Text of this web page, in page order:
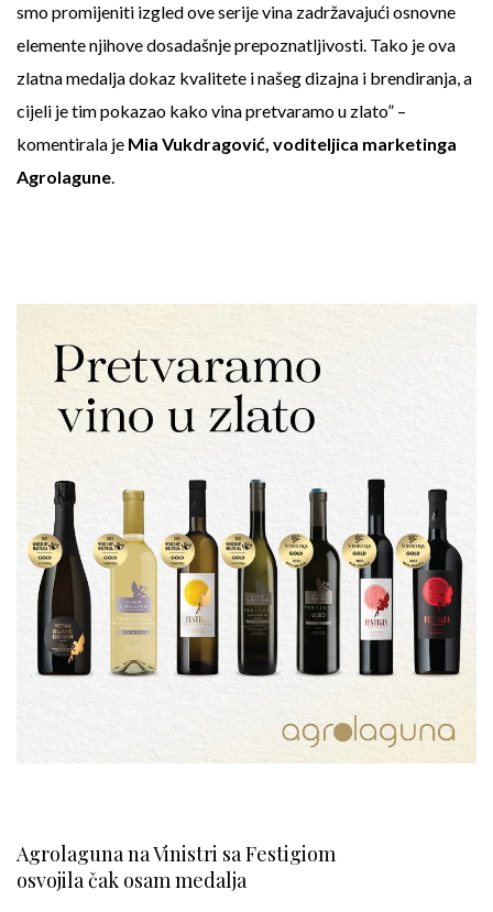
smo promijeniti izgled ove serije vina zadržavajući osnovne
elemente njihove dosadašnje prepoznatljivosti. Tako je ova
zlatna medalja dokaz kvalitete i našeg dizajna i brendiranja, a
cijeli je tim pokazao kako vina pretvaramo u zlato” –
komentirala je Mia Vukdragović, voditeljica marketinga
Agrolagune.
Agrolaguna na Vinistri sa Festigiom
osvojila čak osam medalja